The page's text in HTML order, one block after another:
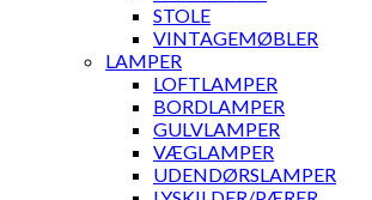
STOLE
VINTAGEMØBLER
LAMPER
LOFTLAMPER
BORDLAMPER
GULVLAMPER
VÆGLAMPER
UDENDØRSLAMPER